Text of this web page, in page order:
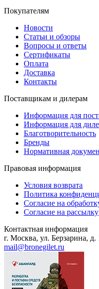
Покупателям
Новости
Статьи и обзоры
Вопросы и ответы
Сертификаты
Оплата
Доставка
Контакты
Поставщикам и дилерам
Информация для
Информация для
Благотворительность
Бренды
Нормативная
Правовая информация
Условия возврата
Политика
Согласие на
Согласие на рассылку
Контактная информация
г. Москва, ул. Берзарина, д.
mail@bronegilet.ru